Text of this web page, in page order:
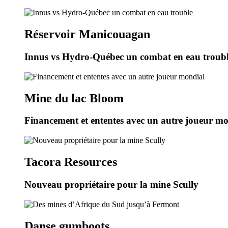
Réservoir Manicouagan
Innus vs Hydro-Québec un combat en eau
Mine du lac Bloom
Financement et ententes avec un autre joueur
Tacora Resources
Nouveau propriétaire pour la mine Scully